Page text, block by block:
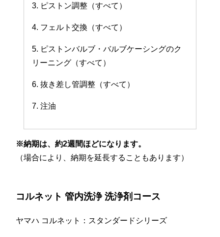
3. ピストン調整（すべて）
4. フェルト交換（すべて）
5. ピストンバルブ・バルブケーシングのク
リーニング（すべて）
6. 抜き差し管調整（すべて）
7. 注油
※納期は、約2週間ほどになります。
（場合により、納期を延長することもあります）
コルネット 管内洗浄 洗浄剤コース
ヤマハ コルネット：スタンダードシリーズ